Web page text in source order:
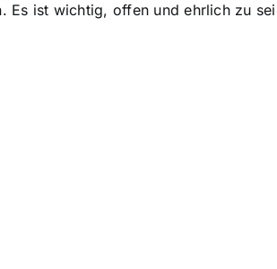
Es ist wichtig, offen und ehrlich zu